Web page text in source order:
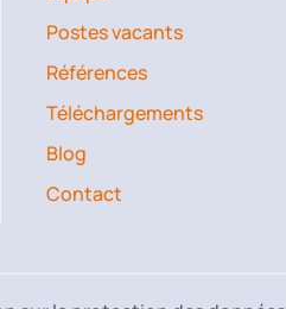
Postes vacants
Références
Téléchargements
Blog
Contact